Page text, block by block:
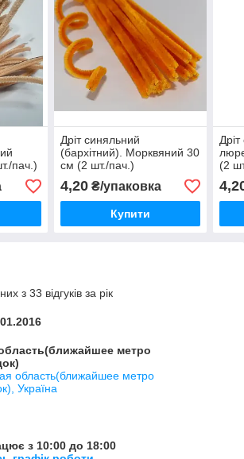
пач.)
Дріт синяльний
(бархітний). Морквяний 30
см (2 шт./пач.)
4,20₴/упаковка
Купити
(2
з 33 відгуків за рік
метро
область(ближайшее метро
Україна
з 10:00 до 18:00